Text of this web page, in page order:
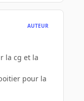
AUTEUR
la cg et la
pour la